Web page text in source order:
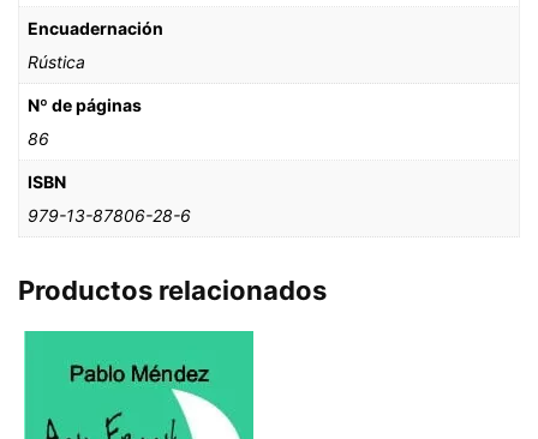
Encuadernación
Rústica
Nº de páginas
86
ISBN
979-13-87806-28-6
Productos relacionados